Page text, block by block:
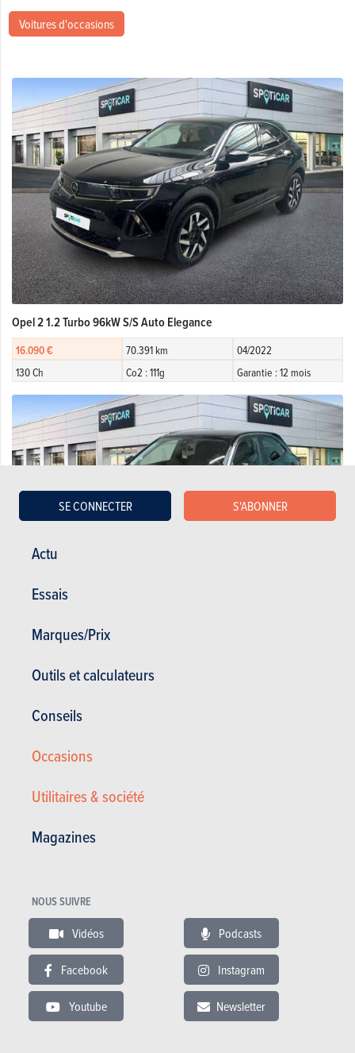
Actu
Essais
Marques/Prix
Outils et calculateurs
Conseils
Occasions
Utilitaires & société
Magazines
SE CONNECTER S'ABONNER
NOUS SUIVRE
Vidéos Podcasts
Facebook Instagram
Youtube Newsletter
Voitures d'occasions
Opel 2 1.2 Turbo 96kW S/S Auto Elegance
16.090 € 70.391 km
04/2022
130 Ch
Co2 : 111g Garantie : 12 mois
Opel 2 1.2 Turbo 74kW S/S Elegance
15.990 € 80.071 km
Opel Turbo S/S Edition *App Connect/Camera/LED/GPS*
14.950 €
08/2022
Co2 : 124g